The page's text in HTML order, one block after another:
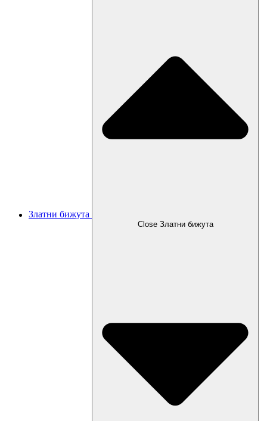
Златни бижута
Close Златни бижута